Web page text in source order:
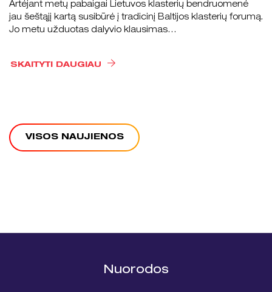
Artėjant metų pabaigai Lietuvos klasterių bendruomenė
jau šeštąjį kartą susibūrė į tradicinį Baltijos klasterių forumą.
Jo metu užduotas dalyvio klausimas…
SKAITYTI DAUGIAU
VISOS NAUJIENOS
Nuorodos